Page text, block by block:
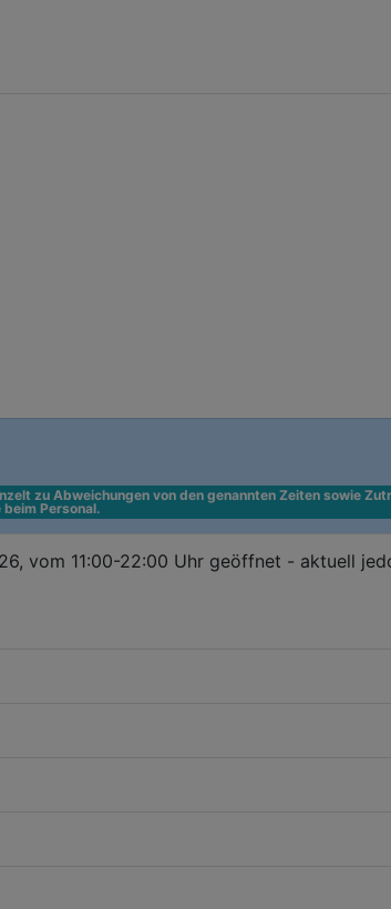
zu Abweichungen von den genannten Zeiten sowie
Personal.
vom 11:00-22:00 Uhr geöffnet - aktuell